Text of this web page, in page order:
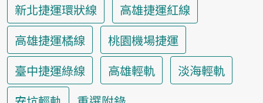
新北捷運環狀線
高雄捷運紅線
高雄捷運橘線
桃園機場捷運
臺中捷運綠線
高雄輕軌
淡海輕軌